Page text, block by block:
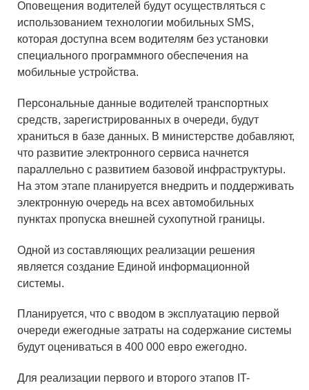
Оповещения водителей будут осуществляться с
использованием технологии мобильных SMS,
которая доступна всем водителям без установки
специального программного обеспечения на
мобильные устройства.
Персональные данные водителей транспортных
средств, зарегистрированных в очереди, будут
храниться в базе данных. В министерстве добавляют,
что развитие электронного сервиса начнется
параллельно с развитием базовой инфраструктуры.
На этом этапе планируется внедрить и поддерживать
электронную очередь на всех автомобильных
пунктах пропуска внешней сухопутной границы.
Одной из составляющих реализации решения
является создание Единой информационной
системы.
Планируется, что с вводом в эксплуатацию первой
очереди ежегодные затраты на содержание системы
будут оцениваться в 400 000 евро ежегодно.
Для реализации первого и второго этапов IT-